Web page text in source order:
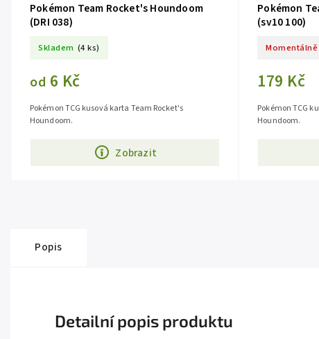
Pokémon Team Rocket's Houndoom
(DRI 038)
Skladem (4 ks)
od 6 Kč
Zobrazit
Pokémon TCG kusová karta Team Rocket's
Houndoom.
Pokémon
(sv10 100)
179 Kč
Pokémon TCG
Houndoom.
Popis
Detailní popis produktu